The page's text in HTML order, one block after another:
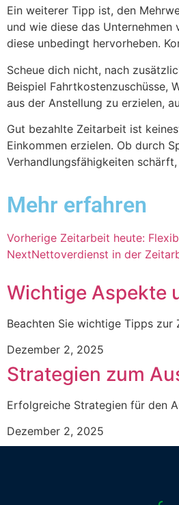
Ein weiterer Tipp ist, den
und wie diese das
diese unbedingt hervorheben.
Scheue dich nicht, nach
Beispiel Fahrtkostenzuschüsse,
aus der Anstellung zu erzielen,
Gut bezahlte Zeitarbeit ist
Einkommen erzielen. Ob durch
Verhandlungsfähigkeiten
Mehr erfahren
Vorherige Zeitarbeit heute:
NextNettoverdienst in der
Wichtige Aspekte
Beachten Sie wichtige Tipps zur
Dezember 2, 2025
Strategien zum
Erfolgreiche Strategien für den
Dezember 2, 2025